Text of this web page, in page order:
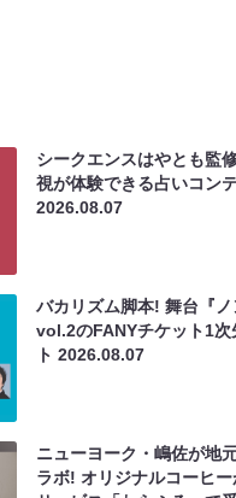
シークエンスはやとも監
視が体験できる占いコン
2026.08.07
バカリズム脚本! 舞台『ノ
vol.2のFANYチケット1次
ト2026.08.07
ニューヨーク・嶋佐が地
ラボ! オリジナルコーヒ